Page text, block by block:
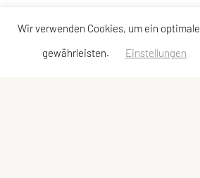
Wir verwenden Cookies, um ein
gewährleisten.
Einstellungen